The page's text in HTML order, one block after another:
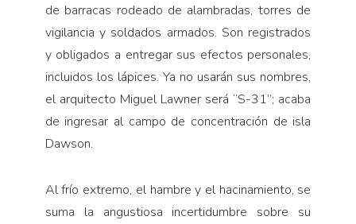
de barracas rodeado de alambradas, torres de
vigilancia y soldados armados. Son registrados
y obligados a entregar sus efectos personales,
incluidos los lápices. Ya no usarán sus nombres,
el arquitecto Miguel Lawner será “S-31”; acaba
de ingresar al campo de concentración de isla
Dawson.
Al frío extremo, el hambre y el hacinamiento, se
suma la angustiosa incertidumbre sobre su